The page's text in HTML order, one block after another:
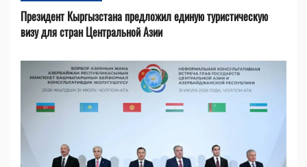
Президент Кыргызстана предложил единую туристическую
визу для стран Центральной Азии